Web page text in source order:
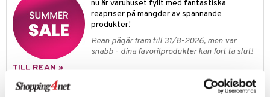
nu är varuhuset fyllt med fantastiska
reapriser på mängder av spännande
produkter!
Rean pågår fram till 31/8-2026, men var
snabb - dina favoritprodukter kan fort ta slut!
TILL REAN »